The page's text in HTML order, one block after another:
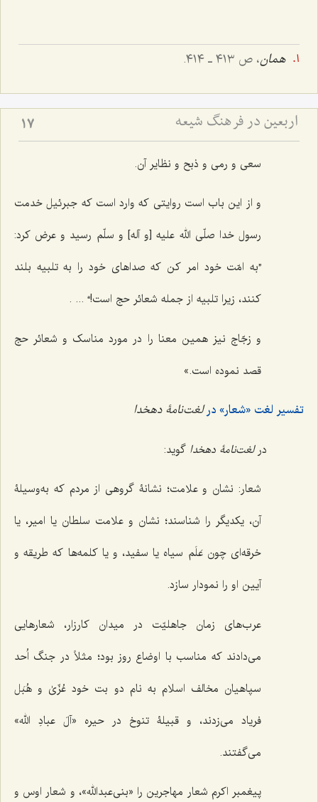
همان، ص ٤١٣ ـ ٤١٤.
اربعین در فرهنگ شیعه 17
سعی و رمی و ذبح و نظایر آن.
و از این باب است روایتی که وارد است که جبرئیل خدمت
رسول خدا صلّی الله علیه [و آله] و سلّم رسید و عرض کرد:
”به امّت خود امر کن که صداهای خود را به تلبیه بلند
کنند، زیرا تلبیه از جمله شعائر حج است!“ ... .
و زجّاج نیز همین معنا را در مورد مناسک و شعائر حج
قصد نموده است.»
تفسیر لغت «شعار» درلغت‌نامۀ دهخدا
درلغت‌نامۀ دهخدا گوید:
شعار: نشان و علامت؛ نشانۀ گروهی از مردم که به‌وسیلۀ
آن، یکدیگر را شناسند؛ نشان و علامت سلطان یا امیر، یا
خرقه‌ای چون عَلَم سیاه یا سفید، و یا کلمه‌ها که طریقه و
آیین او را نمودار سازد.
عرب‌های زمان جاهلیّت در میدان کارزار، شعارهایی
می‌دادند که مناسب با اوضاع روز بود؛ مثلاً در جنگ اُحد
سپاهیان مخالف اسلام به نام دو بت خود عُزّیٰ و هُبَل
فریاد می‌زدند، و قبیلۀ تنوخ در حیره «آلَ عبادِ الله»
می‌گفتند.
پیغمبر اکرم شعار مهاجرین را «بنی‌عبدالله»، و شعار اوس و